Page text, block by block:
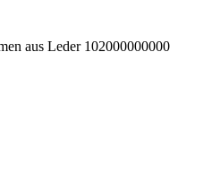
aus Leder 102000000000